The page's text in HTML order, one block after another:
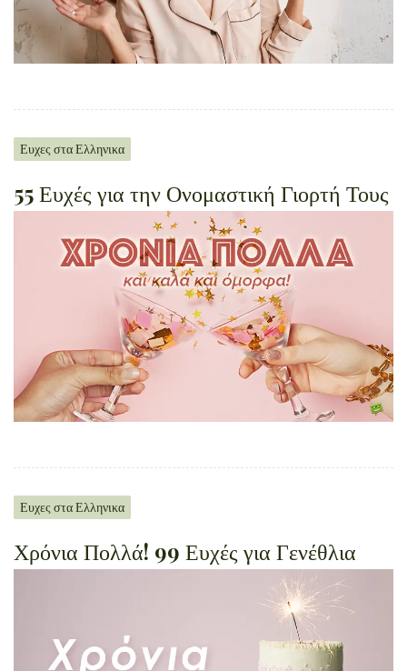
Ευχες στα Ελληνικα
55 Ευχές για την Ονομαστική Γιορτή Τους
Ευχες στα Ελληνικα
Χρόνια Πολλά! 99 Ευχές για Γενέθλια